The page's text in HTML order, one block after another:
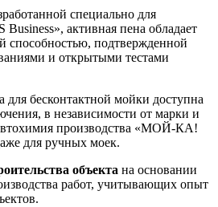
специально для
активная пена обладает
подтвержденной
и открытыми тестами
для бесконтактной мойки доступна
в независимости от марки и
производства «МОЙ-КА!
для ручных моек.
объекта на основании
работ, учитывающих опыт